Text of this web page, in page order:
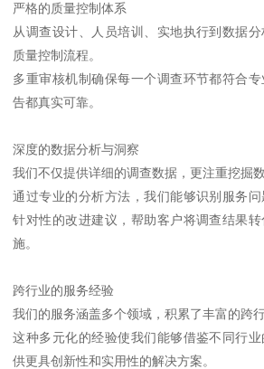
严格的质量控制体系
从调查设计、人员培训、实地执行到数据
质量控制流程。
多重审核机制确保每一个调查环节都符合
告都真实可靠。
深度的数据分析与洞察
我们不仅提供详细的调查数据，更注重挖掘
通过专业的分析方法，我们能够识别服务
针对性的改进建议，帮助客户将调查结果
施。
跨行业的服务经验
我们的服务涵盖多个领域，积累了丰富的跨行
这种多元化的经验使我们能够借鉴不同行
供更具创新性和实用性的解决方案。